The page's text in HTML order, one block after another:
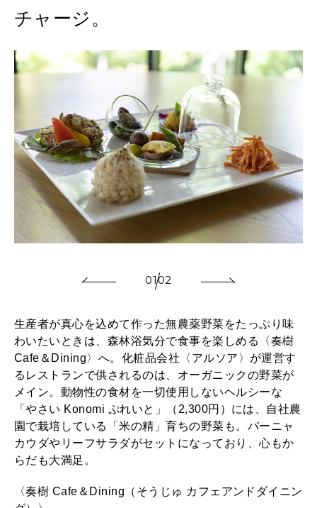
チャージ。
0102
生産者が真心を込めて作った無農薬野菜をたっぷり味
わいたいときは、森林浴気分で食事を楽しめる〈奏樹
Cafe＆Dining〉へ。化粧品会社〈アルソア〉が運営す
るレストランで供されるのは、オーガニックの野菜が
メイン。動物性の食材を一切使用しないヘルシーな
「やさい Konomi ぷれいと」（2,300円）には、自社農
園で栽培している「米の精」育ちの野菜も。バーニャ
カウダやリーフサラダがセットになっており、心もか
らだも大満足。
〈奏樹 Cafe＆Dining（そうじゅ カフェアンドダイニン